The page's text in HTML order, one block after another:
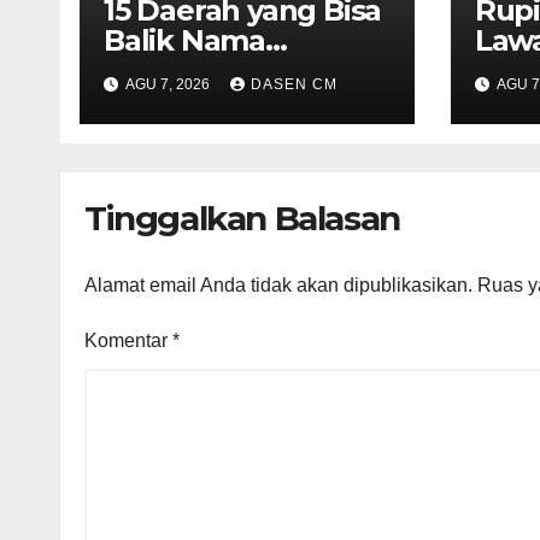
15 Daerah yang Bisa
Balik Nama
Sertifikat Tanah
Cuma 10 Hari, Cek
Syarat dan Caranya
AGU 7, 2026 DASEN CM
keAGU
Tinggalkan Balasan
Alamat email Anda tidak akan dipublikasikan. Ruas
Komentar *